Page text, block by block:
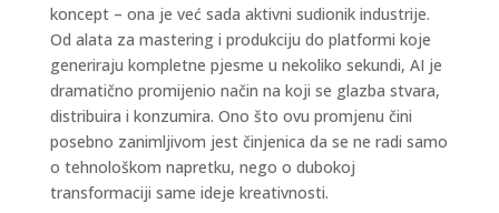
koncept – ona je već sada aktivni sudionik industrije.
Od alata za mastering i produkciju do platformi koje
generiraju kompletne pjesme u nekoliko sekundi, AI je
dramatično promijenio način na koji se glazba stvara,
distribuira i konzumira. Ono što ovu promjenu čini
posebno zanimljivom jest činjenica da se ne radi samo
o tehnološkom napretku, nego o dubokoj
transformaciji same ideje kreativnosti.